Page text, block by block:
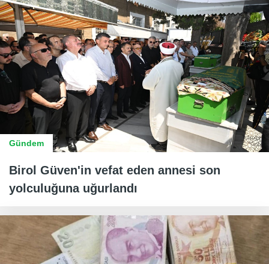
Gündem
Birol Güven'in vefat eden annesi son
yolculuğuna uğurlandı